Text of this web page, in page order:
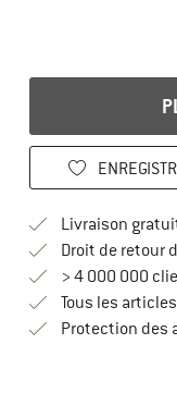
Livraison
Droit de retour
> 4 000 000
Tous les
Protection des